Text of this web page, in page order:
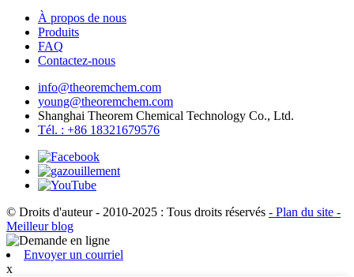
À propos de nous
Produits
FAQ
Contactez-nous
info@theoremchem.com
young@theoremchem.com
Shanghai Theorem Chemical Technology Co., Ltd.
Tél. : +86 18321679576
© Droits d'auteur - 2010-2025 : Tous droits réservés - Plan du site -
Meilleur blog
Envoyer un courriel
x